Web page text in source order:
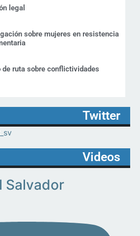
legal
sobre mujeres en resistencia
de ruta sobre conflictividades
Twitter
Videos
Salvador